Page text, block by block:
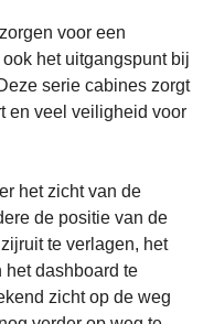
voor een
het uitgangspunt bij
serie cabines zorgt
en veel veiligheid voor
het zicht van de
de positie van de
te verlagen, het
het dashboard te
zicht op de weg